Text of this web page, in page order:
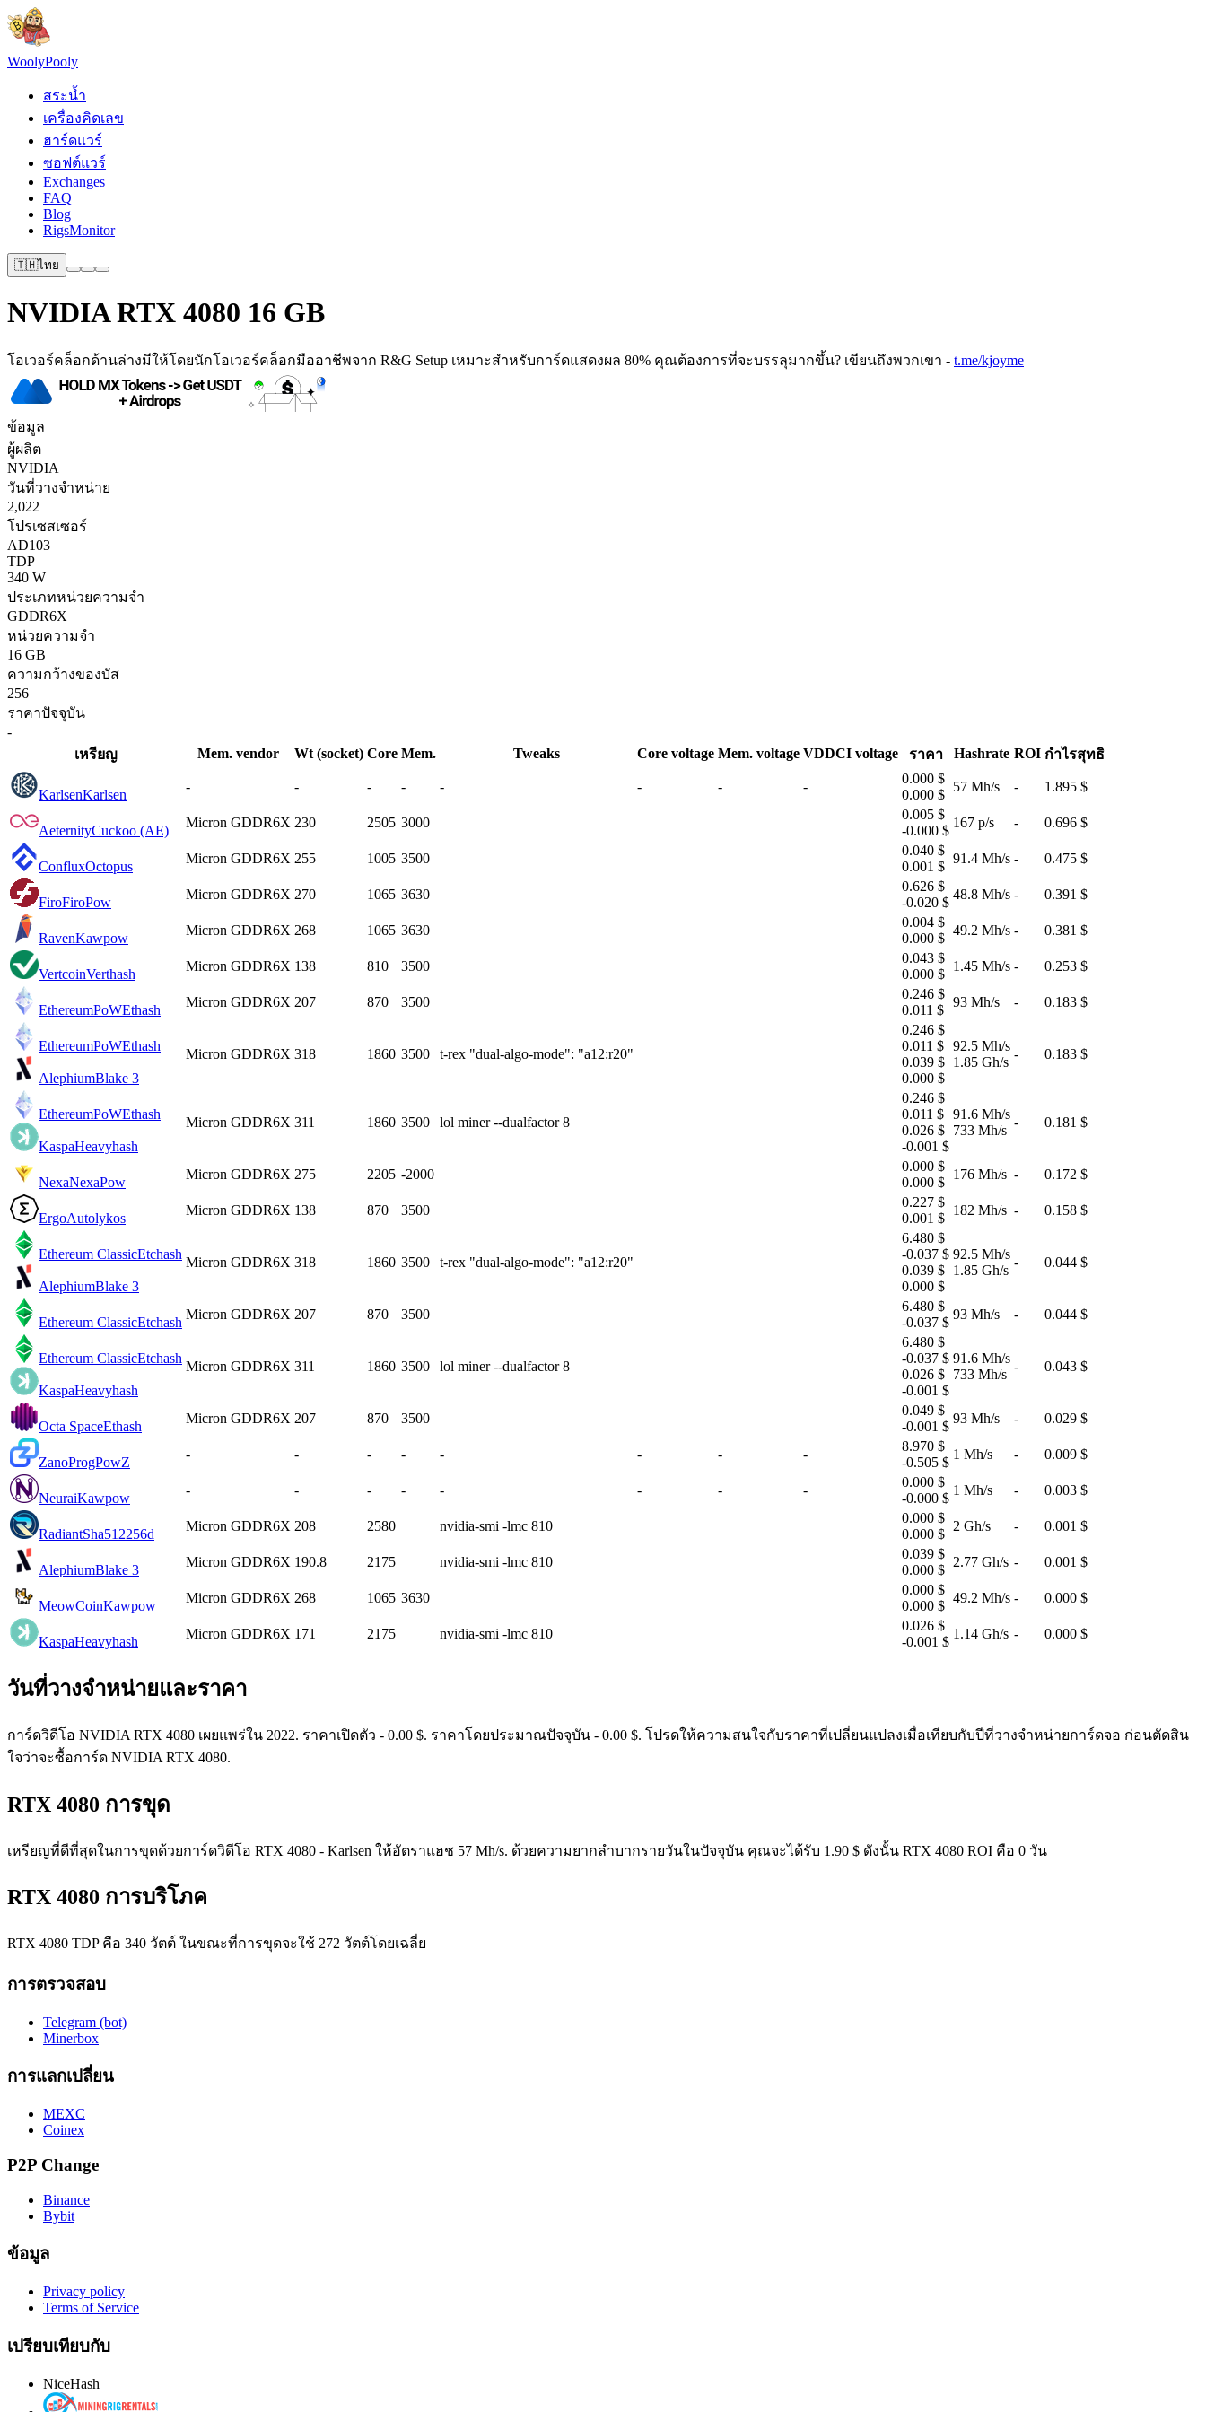
WoolyPooly
สระน้ำ
เครื่องคิดเลข
ฮาร์ดแวร์
ซอฟต์แวร์
Exchanges
FAQ
Blog
RigsMonitor
🇹🇭ไทย
NVIDIA RTX 4080 16 GB
โอเวอร์คล็อกด้านล่างมีให้โดยนักโอเวอร์คล็อกมืออาชีพจาก R&G Setup เหมาะสำหรับการ์ดแสดงผล 80% คุณต้องการที่จะบรรลุมากขึ้น? เขียนถึงพวกเขา - t.me/kjoyme
ข้อมูล
ผู้ผลิต
NVIDIA
วันที่วางจำหน่าย
2,022
โปรเซสเซอร์
AD103
TDP
340 W
ประเภทหน่วยความจำ
GDDR6X
หน่วยความจำ
16 GB
ความกว้างของบัส
256
ราคาปัจจุบัน
-
เหรียญ
Mem. vendor Wt (socket) Core Mem. Tweaks Core voltage Mem. voltage VDDCI voltage ราคา Hashrate ROI กำไรสุทธิ
KarlsenKarlsen
- - - - - - - -
0.000 $
0.000 $
57 Mh/s - 1.895 $
AeternityCuckoo (AE)
Micron GDDR6X 230 2505 3000
0.005 $
-0.000 $
167 p/s - 0.696 $
ConfluxOctopus
Micron GDDR6X 255 1005 3500
0.040 $
0.001 $
91.4 Mh/s - 0.475 $
FiroFiroPow
Micron GDDR6X 270 1065 3630
0.626 $
-0.020 $
48.8 Mh/s - 0.391 $
RavenKawpow
Micron GDDR6X 268 1065 3630
0.004 $
0.000 $
49.2 Mh/s - 0.381 $
VertcoinVerthash
Micron GDDR6X 138 810 3500
0.043 $
0.000 $
1.45 Mh/s - 0.253 $
EthereumPoWEthash
Micron GDDR6X 207 870 3500
0.246 $
0.011 $
93 Mh/s - 0.183 $
EthereumPoWEthash
AlephiumBlake 3
Micron GDDR6X 318 1860 3500 t-rex "dual-algo-mode": "a12:r20"
0.246 $
0.011 $
0.039 $
0.000 $
92.5 Mh/s
1.85 Gh/s
- 0.183 $
EthereumPoWEthash
KaspaHeavyhash
Micron GDDR6X 311 1860 3500 lol miner --dualfactor 8
0.246 $
0.011 $
0.026 $
-0.001 $
91.6 Mh/s
733 Mh/s
- 0.181 $
NexaNexaPow
Micron GDDR6X 275 2205 -2000
0.000 $
0.000 $
176 Mh/s - 0.172 $
ErgoAutolykos
Micron GDDR6X 138 870 3500
0.227 $
0.001 $
182 Mh/s - 0.158 $
Ethereum ClassicEtchash
AlephiumBlake 3
Micron GDDR6X 318 1860 3500 t-rex "dual-algo-mode": "a12:r20"
6.480 $
-0.037 $
0.039 $
0.000 $
92.5 Mh/s
1.85 Gh/s
- 0.044 $
Ethereum ClassicEtchash
Micron GDDR6X 207 870 3500
6.480 $
-0.037 $
93 Mh/s - 0.044 $
Ethereum ClassicEtchash
KaspaHeavyhash
Micron GDDR6X 311 1860 3500 lol miner --dualfactor 8
6.480 $
-0.037 $
0.026 $
-0.001 $
91.6 Mh/s
733 Mh/s
- 0.043 $
Octa SpaceEthash
Micron GDDR6X 207 870 3500
0.049 $
-0.001 $
93 Mh/s - 0.029 $
ZanoProgPowZ
- - - - - - - -
8.970 $
-0.505 $
1 Mh/s - 0.009 $
NeuraiKawpow
- - - - - - - -
0.000 $
-0.000 $
1 Mh/s - 0.003 $
RadiantSha512256d
Micron GDDR6X 208 2580 nvidia-smi -lmc 810
0.000 $
0.000 $
2 Gh/s - 0.001 $
AlephiumBlake 3
Micron GDDR6X 190.8 2175 nvidia-smi -lmc 810
0.039 $
0.000 $
2.77 Gh/s - 0.001 $
MeowCoinKawpow
Micron GDDR6X 268 1065 3630
0.000 $
0.000 $
49.2 Mh/s - 0.000 $
KaspaHeavyhash
Micron GDDR6X 171 2175 nvidia-smi -lmc 810
0.026 $
-0.001 $
1.14 Gh/s - 0.000 $
วันที่วางจำหน่ายและราคา
การ์ดวิดีโอ NVIDIA RTX 4080 เผยแพร่ใน 2022. ราคาเปิดตัว - 0.00 $. ราคาโดยประมาณปัจจุบัน - 0.00 $. โปรดให้ความสนใจกับราคาที่เปลี่ยนแปลงเมื่อเทียบกับปีที่วางจำหน่ายการ์ดจอ ก่อนตัดสิน
ใจว่าจะซื้อการ์ด NVIDIA RTX 4080.
RTX 4080 การขุด
เหรียญที่ดีที่สุดในการขุดด้วยการ์ดวิดีโอ RTX 4080 - Karlsen ให้อัตราแฮช 57 Mh/s. ด้วยความยากลำบากรายวันในปัจจุบัน คุณจะได้รับ 1.90 $ ดังนั้น RTX 4080 ROI คือ 0 วัน
RTX 4080 การบริโภค
RTX 4080 TDP คือ 340 วัตต์ ในขณะที่การขุดจะใช้ 272 วัตต์โดยเฉลี่ย
การตรวจสอบ
Telegram (bot)
Minerbox
การแลกเปลี่ยน
MEXC
Coinex
P2P Change
Binance
Bybit
ข้อมูล
Privacy policy
Terms of Service
เปรียบเทียบกับ
NiceHash